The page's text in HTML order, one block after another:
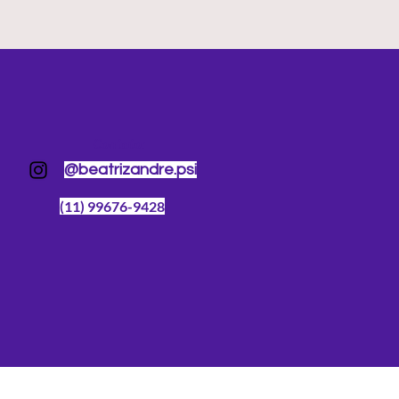
@beatrizandre.psi
(11) 99676-9428